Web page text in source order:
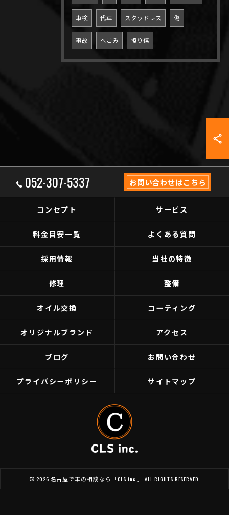
車検 代車 スタッドレス 傷
事故 へこみ 擦り傷
052-307-5337 お問い合わせはこちら
コンセプト サービス
料金目安一覧 よくある質問
採用情報 当社の特徴
修理 整備
オイル交換 コーティング
オリジナルブランド アクセス
ブログ お問い合わせ
プライバシーポリシー サイトマップ
© 2026 名古屋で車の相談なら「CLS inc.」 ALL RIGHTS RESERVED.